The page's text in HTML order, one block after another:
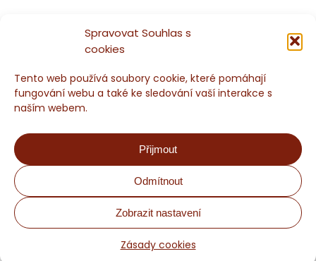
Spravovat Souhlas s
cookies
Tento web používá soubory cookie, které pomáhají
fungování webu a také ke sledování vaší interakce s
naším webem.
Přijmout
Odmítnout
Zobrazit nastavení
Zásady cookies
Chaloupka Sněžník - Rodinné ubytování a nevšední aktivity
Obchodní podmínky
Rezervace a ceny